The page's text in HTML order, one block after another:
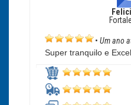
• Um ano
Super tranquilo e